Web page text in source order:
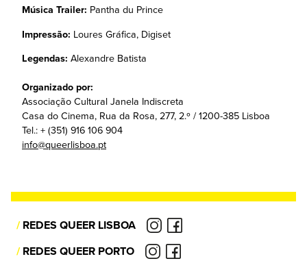
Música Trailer: Pantha du Prince
Impressão: Loures Gráfica, Digiset
Legendas: Alexandre Batista
Organizado por:
Associação Cultural Janela Indiscreta
Casa do Cinema, Rua da Rosa, 277, 2.º / 1200-385 Lisboa
Tel.: + (351) 916 106 904
info@queerlisboa.pt
/REDES QUEER LISBOA
/REDES QUEER PORTO